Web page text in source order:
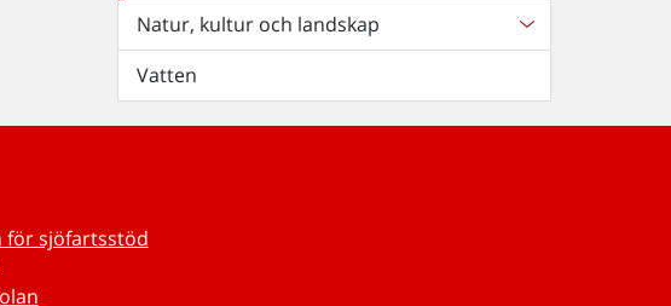
Natur, kultur och landskap
Vatten
för sjöfartsstöd